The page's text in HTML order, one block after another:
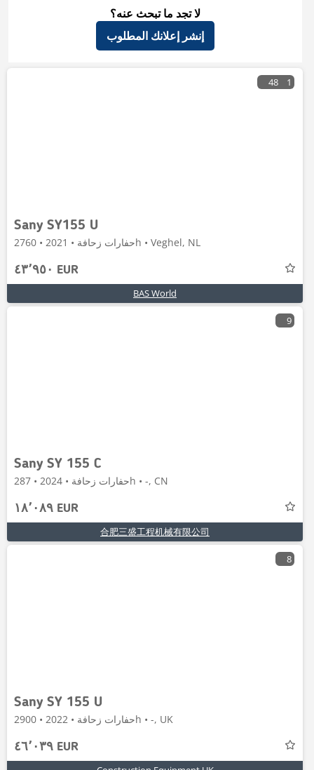
لا تجد ما تبحث عنه؟
إنشر إعلانك المطلوب
48 1
Sany SY155 U
حفارات زحافة • 2021 • 2760h • Veghel, NL
٤٣٬٩٥٠ EUR
BAS World
9
Sany SY 155 C
حفارات زحافة • 2024 • 287h • -, CN
١٨٬٠٨٩ EUR
合肥三盛工程机械有限公司
8
Sany SY 155 U
حفارات زحافة • 2022 • 2900h • -, UK
٤٦٬٠٣٩ EUR